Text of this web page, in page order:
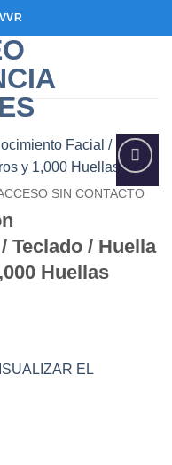
Añadir
deseos
SIN CONTACTO
Teclado / Huella
Huellas
EL